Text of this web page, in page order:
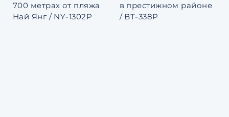
700 метрах от пляжа
Най Янг / NY-1302P
в престижном районе
/ BT-338P